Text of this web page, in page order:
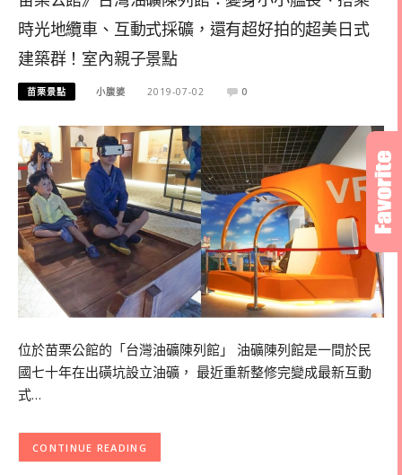
時光地纜車、互動式採礦，還有超好拍的超美日式
建築群！室內親子景點
苗栗景點 小腹婆 2019-07-02 0
位於苗栗公館的「台灣油礦陳列館」 油礦陳列館是一間於民
國七十年在出磺坑設立油礦， 最近重新整修完變成最新互動
式…
CONTINUE READING